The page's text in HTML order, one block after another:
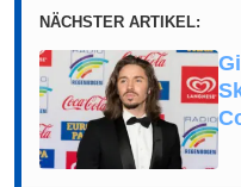
NÄCHSTER ARTIKEL: